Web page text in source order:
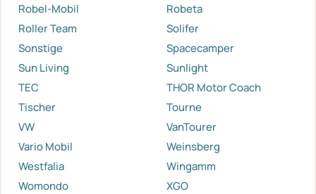
Robel-Mobil
Robeta
Roller Team
Solifer
Sonstige
Spacecamper
Sun Living
Sunlight
TEC
THOR Motor Coach
Tischer
Tourne
VW
VanTourer
Vario Mobil
Weinsberg
Westfalia
Wingamm
Womondo
XGO